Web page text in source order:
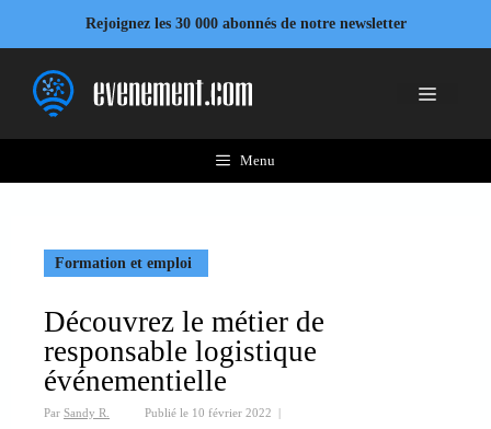
contenu
Rejoignez les 30 000 abonnés de notre newsletter
Menu
Menu
Formation et emploi
Découvrez le métier de
responsable logistique
événementielle
Par Sandy R. Publié le 10 février 2022 |